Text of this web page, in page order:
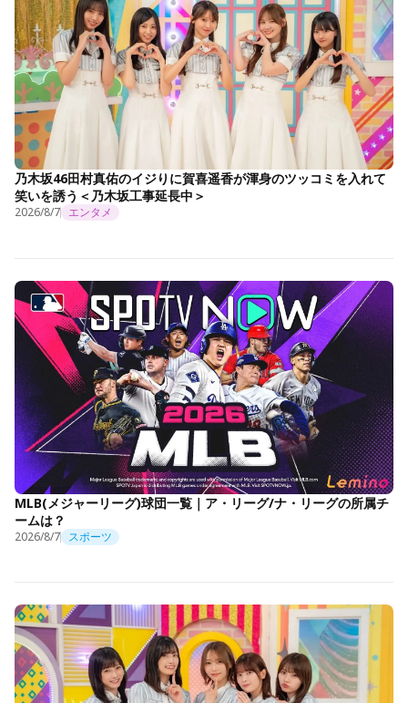
乃木坂46田村真佑のイジりに賀喜遥香が渾身のツッコミを入れて
笑いを誘う＜乃木坂工事延長中＞
2026/8/7 エンタメ
MLB(メジャーリーグ)球団一覧｜ア・リーグ/ナ・リーグの所属チ
ームは？
2026/8/7 スポーツ